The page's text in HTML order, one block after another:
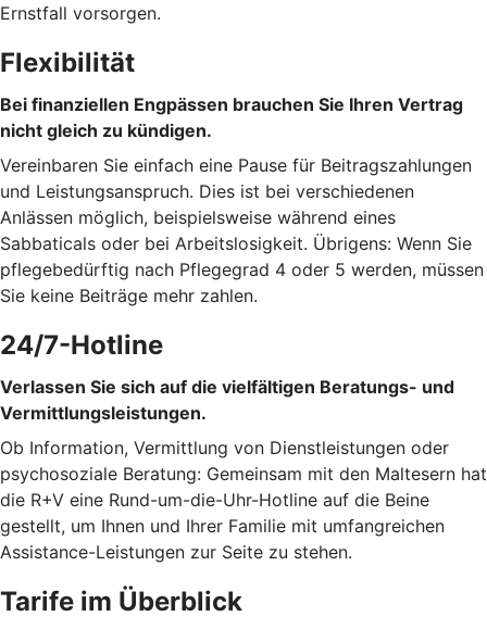
Ernstfall vorsorgen.
Flexibilität
Bei finanziellen Engpässen brauchen Sie Ihren Vertrag
nicht gleich zu kündigen.
Vereinbaren Sie einfach eine Pause für Beitragszahlungen
und Leistungsanspruch. Dies ist bei verschiedenen
Anlässen möglich, beispielsweise während eines
Sabbaticals oder bei Arbeitslosigkeit. Übrigens: Wenn Sie
pflegebedürftig nach Pflegegrad 4 oder 5 werden, müssen
Sie keine Beiträge mehr zahlen.
24/7-Hotline
Verlassen Sie sich auf die vielfältigen Beratungs- und
Vermittlungsleistungen.
Ob Information, Vermittlung von Dienstleistungen oder
psychosoziale Beratung: Gemeinsam mit den Maltesern hat
die R+V eine Rund-um-die-Uhr-Hotline auf die Beine
gestellt, um Ihnen und Ihrer Familie mit umfangreichen
Assistance-Leistungen zur Seite zu stehen.
Tarife im Überblick